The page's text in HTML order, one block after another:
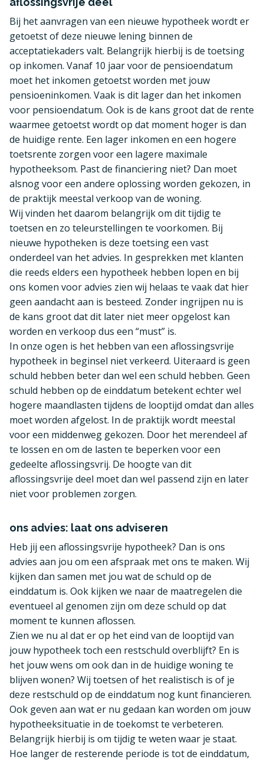
Bij het aanvragen van een nieuwe hypotheek wordt er
getoetst of deze nieuwe lening binnen de
acceptatiekaders valt. Belangrijk hierbij is de toetsing
op inkomen. Vanaf 10 jaar voor de pensioendatum
moet het inkomen getoetst worden met jouw
pensioeninkomen. Vaak is dit lager dan het inkomen
voor pensioendatum. Ook is de kans groot dat de rente
waarmee getoetst wordt op dat moment hoger is dan
de huidige rente. Een lager inkomen en een hogere
toetsrente zorgen voor een lagere maximale
hypotheeksom. Past de financiering niet? Dan moet
alsnog voor een andere oplossing worden gekozen, in
de praktijk meestal verkoop van de woning.
Wij vinden het daarom belangrijk om dit tijdig te
toetsen en zo teleurstellingen te voorkomen. Bij
nieuwe hypotheken is deze toetsing een vast
onderdeel van het advies. In gesprekken met klanten
die reeds elders een hypotheek hebben lopen en bij
ons komen voor advies zien wij helaas te vaak dat hier
geen aandacht aan is besteed. Zonder ingrijpen nu is
de kans groot dat dit later niet meer opgelost kan
worden en verkoop dus een “must” is.
In onze ogen is het hebben van een aflossingsvrije
hypotheek in beginsel niet verkeerd. Uiteraard is geen
schuld hebben beter dan wel een schuld hebben. Geen
schuld hebben op de einddatum betekent echter wel
hogere maandlasten tijdens de looptijd omdat dan alles
moet worden afgelost. In de praktijk wordt meestal
voor een middenweg gekozen. Door het merendeel af
te lossen en om de lasten te beperken voor een
gedeelte aflossingsvrij. De hoogte van dit
aflossingsvrije deel moet dan wel passend zijn en later
niet voor problemen zorgen.
ons advies: laat ons adviseren
Heb jij een aflossingsvrije hypotheek? Dan is ons
advies aan jou om een afspraak met ons te maken. Wij
kijken dan samen met jou wat de schuld op de
einddatum is. Ook kijken we naar de maatregelen die
eventueel al genomen zijn om deze schuld op dat
moment te kunnen aflossen.
Zien we nu al dat er op het eind van de looptijd van
jouw hypotheek toch een restschuld overblijft? En is
het jouw wens om ook dan in de huidige woning te
blijven wonen? Wij toetsen of het realistisch is of je
deze restschuld op de einddatum nog kunt financieren.
Ook geven aan wat er nu gedaan kan worden om jouw
hypotheeksituatie in de toekomst te verbeteren.
Belangrijk hierbij is om tijdig te weten waar je staat.
Hoe langer de resterende periode is tot de einddatum,